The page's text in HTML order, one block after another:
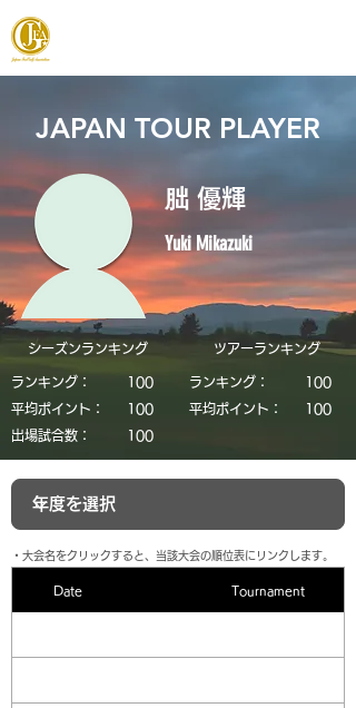
JAPAN TOUR PLAYER
朏 優輝
Yuki Mikazuki
シーズンランキング
ランキング：
​100
平均ポイント：
​100
​出場試合数：
​100
​ツアーランキング
ランキング：
​100
平均ポイント：
​100
​・大会名をクリックすると、当該大会の順位表にリンクします。
Date Tournament